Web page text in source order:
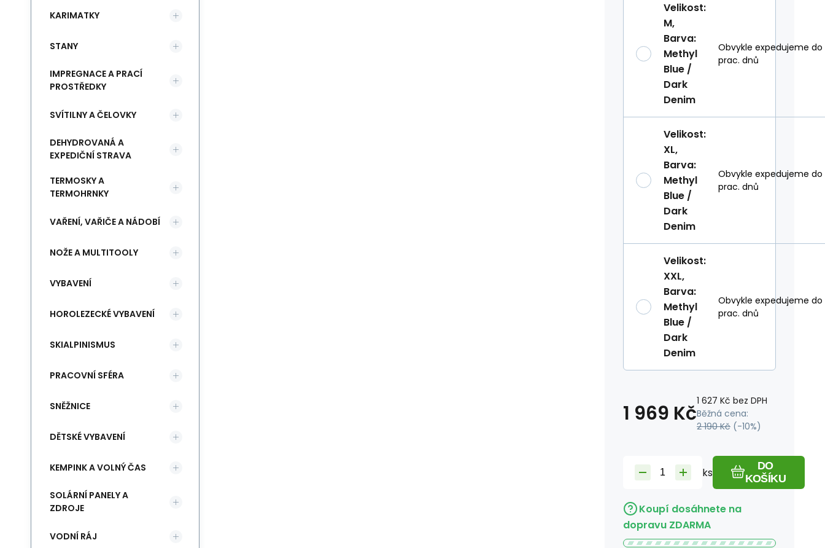
Velikost:
M,
Barva:
Methyl
Blue /
Dark
Denim
Obvykle expedujeme do
prac. dnů
Velikost:
XL,
Barva:
Methyl
Blue /
Dark
Denim
Obvykle expedujeme do
prac. dnů
Velikost:
XXL,
Barva:
Methyl
Blue /
Dark
Denim
Obvykle expedujeme do
prac. dnů
1 969 Kč1 627 Kč bez DPH
Běžná cena:
2 190 Kč (-10%)
ks
DO
KOŠÍKU
Koupí dosáhnete na
dopravu ZDARMA
KARIMATKY
STANY
IMPREGNACE A PRACÍ
PROSTŘEDKY
SVÍTILNY A ČELOVKY
DEHYDROVANÁ A
EXPEDIČNÍ STRAVA
TERMOSKY A
TERMOHRNKY
VAŘENÍ, VAŘIČE A NÁDOBÍ
NOŽE A MULTITOOLY
VYBAVENÍ
HOROLEZECKÉ VYBAVENÍ
SKIALPINISMUS
PRACOVNÍ SFÉRA
SNĚŽNICE
DĚTSKÉ VYBAVENÍ
KEMPINK A VOLNÝ ČAS
SOLÁRNÍ PANELY A
ZDROJE
VODNÍ RÁJ